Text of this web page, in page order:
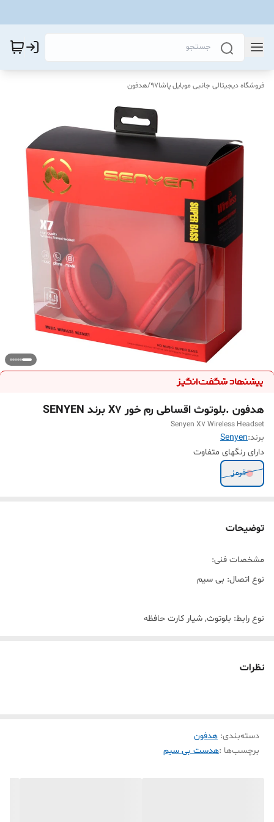
فروشگاه دیجیتالی جانبی موبایل پاشا97 /هدفون
هدفون .بلوتوث اقساطی رم خور X7 برند SENYEN
Senyen X7 Wireless Headset
برند:Senyen
دارای رنگهای متفاوت
قرمز
توضیحات
مشخصات فنی:
نوع اتصال: بی سیم
نوع رابط: بلوتوث, شیار کارت حافظه
میزان شارژدهی در حالت مکالمه: حدود 8 الی 10 ساعت
نظرات
دسته‌بندی: هدفون
برچسب‌ها :هدست بی سیم